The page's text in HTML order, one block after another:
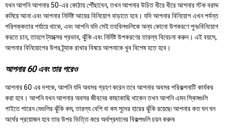
যখন আপনি আপনার 50-এর কোঠায় পৌঁছাবেন, তখন আপনার উচিত ধীরে ধীরে আপনার স্টক বরাদ্দ
কমিয়ে আনা এবং আপনার নির্দিষ্ট আয়ের বিনিয়োগ বাড়াতে হবে। যদি আপনার বিনিয়োগ এখন পর্যন্ত
পরিপক্কতার পর্যায়ে থাকে, এবং আপনি যদি সেই তহবিলগুলিকে অন্য কোনো উপকরণে পুনঃবিনিয়োগ
করতে চান, তাহলে ট্যাক্সের প্রভাব, ঝুঁকি এবং নির্দিষ্ট উপকরণের তারল্য বিবেচনা করুন। এই বয়সে,
আপনার বিনিয়োগের উপর ট্র্যাক রাখার বিষয়ে আপনাকে খুব বিশেষ হতে হবে।
আপনার 60 এবং তার পরেও
আপনার 60 এর দশকে, আপনি যদি অবসর গ্রহণ করেন তবে আপনার অবসর পরিকল্পনাটি কার্যকর
করা হবে। আপনি যখন আপনার অবসর জীবনের কাছাকাছি থাকেন তখন আপনি এমন স্কিমগুলি
গাইতে পারেন যেগুলির ঝুঁকি কম, তারল্য বেশি বা কম সুদের হারের ঝুঁকি রয়েছে৷ আপনার কত ঘন ঘন
অর্থের প্রয়োজন হবে তার উপর ভিত্তি করে অর্থপ্রদানের বিকল্পগুলি চয়ন করুন৷